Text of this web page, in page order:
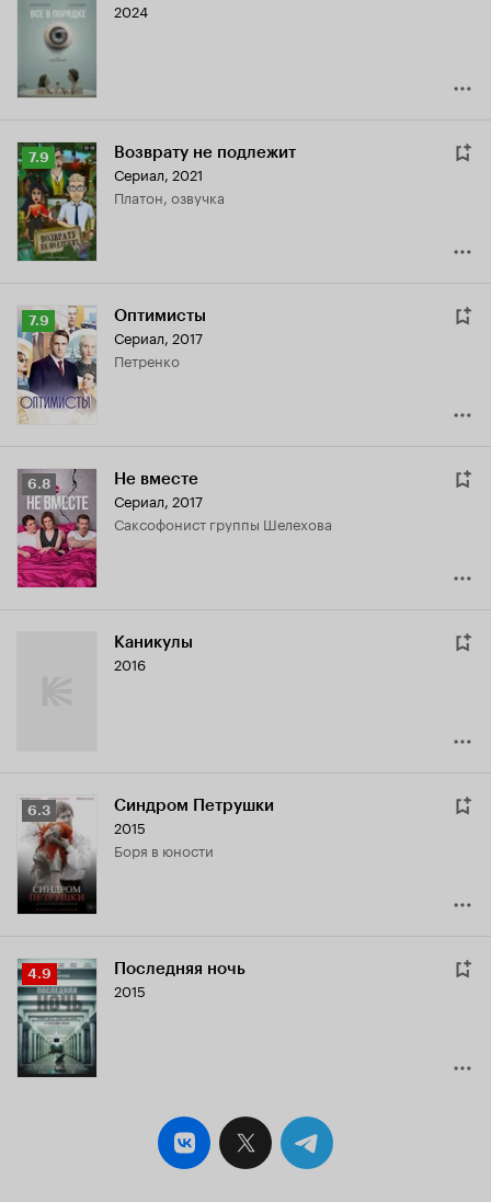
2024
Рейтинг
Кинопоиска
7.9
7.9 Возврату не подлежит
Сериал, 2021
Платон, озвучка
Рейтинг
Кинопоиска
7.9
7.9 Оптимисты
Сериал, 2017
Петренко
Рейтинг
Кинопоиска
6.8
6.8 Не вместе
Сериал, 2017
саксофонист группы Шелехова
Каникулы
2016
Рейтинг
Кинопоиска
6.3
6.3 Синдром Петрушки
2015
Боря в юности
Рейтинг
Кинопоиска
4.9
4.9 Последняя ночь
2015